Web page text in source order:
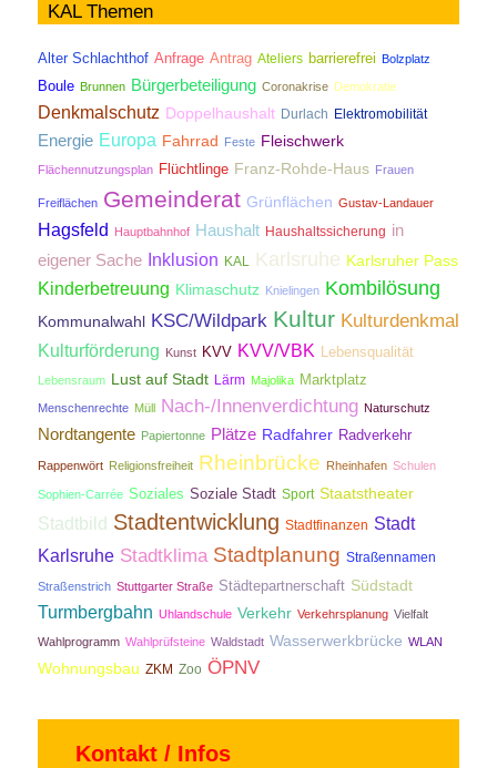
KAL Themen
Alter Schlachthof Anfrage Antrag Ateliers barrierefrei Bolzplatz
Boule Brunnen Bürgerbeteiligung Coronakrise Demokratie
Denkmalschutz Doppelhaushalt Durlach Elektromobilität
Energie Europa Fahrrad Feste Fleischwerk
Flächennutzungsplan Flüchtlinge Franz-Rohde-Haus Frauen
Freiflächen Gemeinderat Grünflächen Gustav-Landauer
Hagsfeld Hauptbahnhof Haushalt Haushaltssicherung in
eigener Sache
Inklusion KAL Karlsruhe Karlsruher Pass
Kinderbetreuung Klimaschutz Knielingen Kombilösung
Kommunalwahl KSC/Wildpark Kultur Kulturdenkmal
Kulturförderung Kunst KVV KVV/VBK Lebensqualität
Lebensraum Lust auf Stadt Lärm Majolika Marktplatz
Menschenrechte Müll Nach-/Innenverdichtung Naturschutz
Nordtangente Papiertonne Plätze Radfahrer Radverkehr
Rappenwört Religionsfreiheit Rheinbrücke Rheinhafen Schulen
Sophien-Carrée Soziales Soziale Stadt Sport Staatstheater
Stadtbild Stadtentwicklung Stadtfinanzen Stadt
Karlsruhe Stadtklima Stadtplanung Straßennamen
Straßenstrich Stuttgarter Straße Städtepartnerschaft Südstadt
Turmbergbahn Uhlandschule Verkehr Verkehrsplanung Vielfalt
Wahlprogramm Wahlprüfsteine Waldstadt Wasserwerkbrücke WLAN
Wohnungsbau ZKM Zoo ÖPNV
Kontakt / Infos